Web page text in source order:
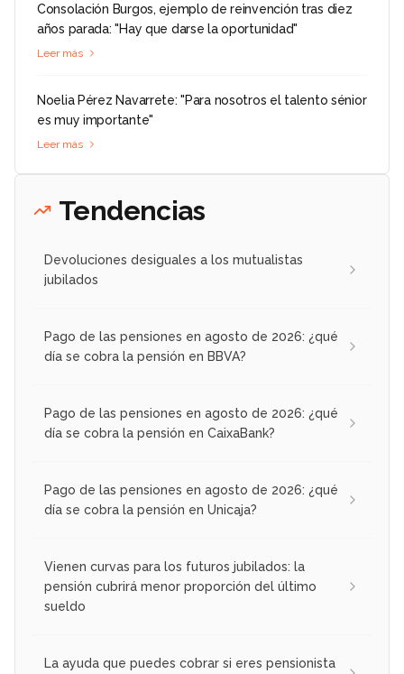
Consolación Burgos, ejemplo de reinvención tras diez
años parada: "Hay que darse la oportunidad"
Leer más
Noelia Pérez Navarrete: "Para nosotros el talento sénior
es muy importante"
Leer más
Tendencias
Devoluciones desiguales a los mutualistas
jubilados
Pago de las pensiones en agosto de 2026: ¿qué
día se cobra la pensión en BBVA?
Pago de las pensiones en agosto de 2026: ¿qué
día se cobra la pensión en CaixaBank?
Pago de las pensiones en agosto de 2026: ¿qué
día se cobra la pensión en Unicaja?
Vienen curvas para los futuros jubilados: la
pensión cubrirá menor proporción del último
sueldo
La ayuda que puedes cobrar si eres pensionista